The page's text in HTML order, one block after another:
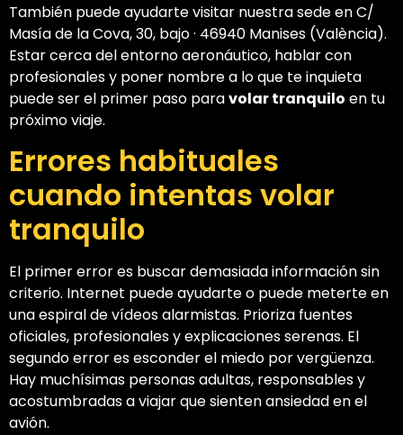
También puede ayudarte visitar nuestra sede en C/
Masía de la Cova, 30, bajo · 46940 Manises (València).
Estar cerca del entorno aeronáutico, hablar con
profesionales y poner nombre a lo que te inquieta
puede ser el primer paso paravolar tranquilo en tu
próximo viaje.
Errores habituales
cuando intentas volar
tranquilo
El primer error es buscar demasiada información sin
criterio. Internet puede ayudarte o puede meterte en
una espiral de vídeos alarmistas. Prioriza fuentes
oficiales, profesionales y explicaciones serenas. El
segundo error es esconder el miedo por vergüenza.
Hay muchísimas personas adultas, responsables y
acostumbradas a viajar que sienten ansiedad en el
avión.